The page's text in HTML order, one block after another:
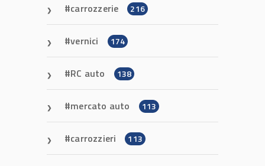
carrozzerie 216
vernici 174
RC auto 138
mercato auto 113
carrozzieri 113